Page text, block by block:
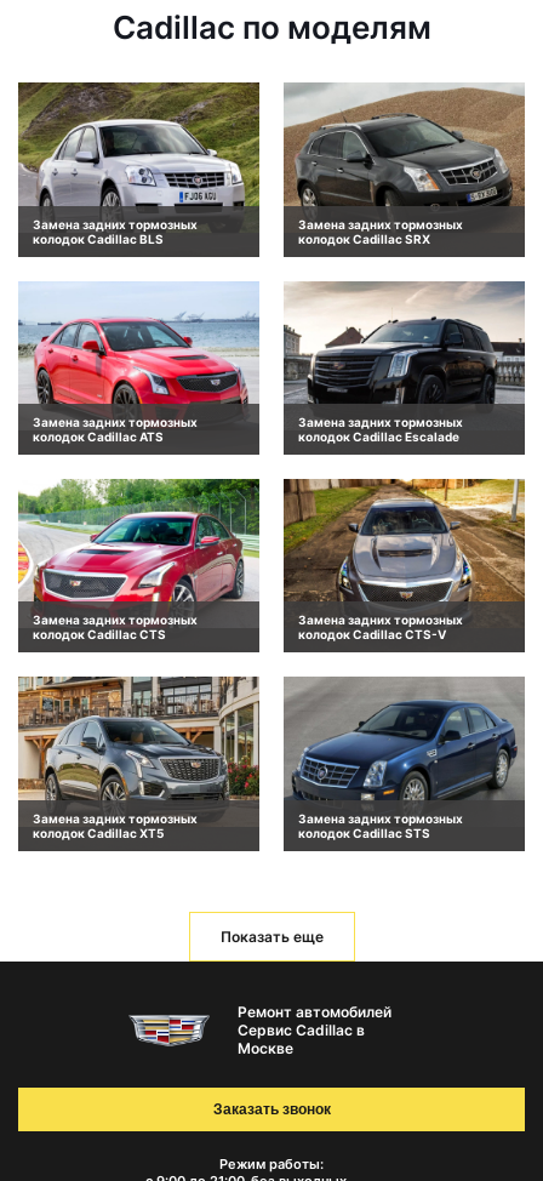
Cadillac по моделям
Замена задних тормозных
колодок Cadillac BLS
Замена задних тормозных
колодок Cadillac SRX
Замена задних тормозных
колодок Cadillac ATS
Замена задних тормозных
колодок Cadillac Escalade
Замена задних тормозных
колодок Cadillac CTS
Замена задних тормозных
колодок Cadillac CTS-V
Замена задних тормозных
колодок Cadillac XT5
Замена задних тормозных
колодок Cadillac STS
Показать еще
Ремонт автомобилей
Сервис Cadillac в
Москве
Режим работы:
Заказать звонок